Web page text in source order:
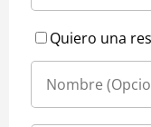
Quiero una